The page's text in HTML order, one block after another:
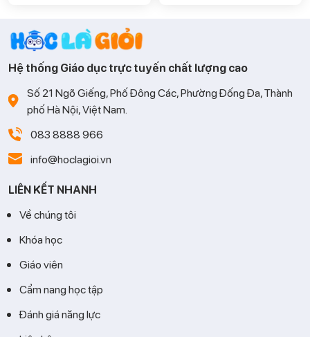
Hệ thống Giáo dục trực tuyến chất lượng cao
Số 21 Ngõ Giếng, Phố Đông Các, Phường Đống Đa, Thành
phố Hà Nội, Việt Nam.
083 8888 966
info@hoclagioi.vn
LIÊN KẾT NHANH
Về chúng tôi
Khóa học
Giáo viên
Cẩm nang học tập
Đánh giá năng lực